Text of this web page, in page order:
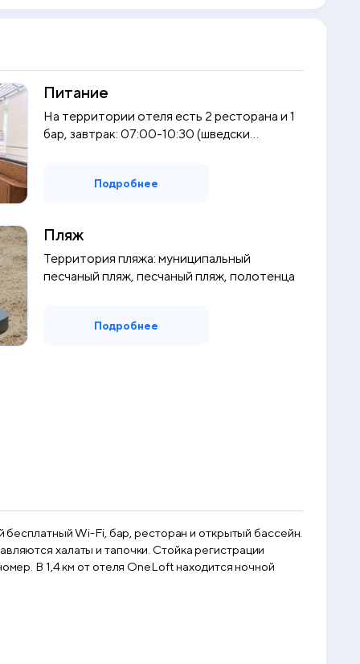
Питание
На территории отеля есть 2 ресторана и 1
бар, завтрак: 07:00-10:30 (шведски...
Подробнее
Пляж
Территория пляжа: муниципальный
песчаный пляж, песчаный пляж, полотенца
Подробнее
Wi-Fi, бар, ресторан и открытый бассейн.
халаты и тапочки. Стойка регистрации
В 1,4 км от отеля OneLoft находится ночной